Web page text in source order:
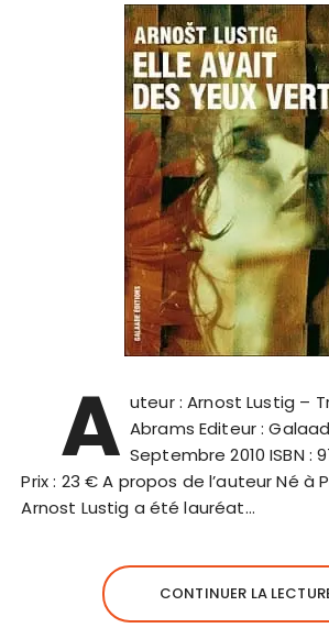
A uteur : Arnost Lustig –
Abrams Editeur :
Septembre 2010 ISBN :
Prix : 23 € A propos de l’auteur Né à
Arnost Lustig a été lauréat…
CONTINUER LA